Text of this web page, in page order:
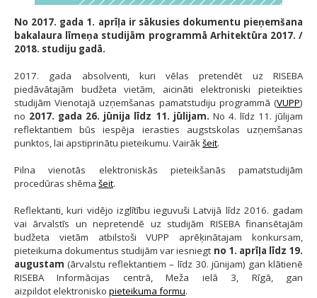
No 2017. gada 1. aprīļa ir sākusies dokumentu pieņemšana
bakalaura līmeņa studijām programmā Arhitektūra 2017. /
2018. studiju gadā.
2017. gada absolventi, kuri vēlas pretendēt uz RISEBA
piedāvātajām budžeta vietām, aicināti elektroniski pieteikties
studijām Vienotajā uzņemšanas pamatstudiju programmā (VUPP)
no 2017. gada 26. jūnija līdz 11. jūlijam. No 4. līdz 11. jūlijam
reflektantiem būs iespēja ierasties augstskolas uzņemšanas
punktos, lai apstiprinātu pieteikumu. Vairākšeit.
Pilna vienotās elektroniskās pieteikšanās pamatstudijām
procedūras shēma šeit.
Reflektanti, kuri vidējo izglītību ieguvuši Latvijā līdz 2016. gadam
vai ārvalstīs un nepretendē uz studijām RISEBA finansētajām
budžeta vietām atbilstoši VUPP aprēķinātajam konkursam,
pieteikuma dokumentus studijām var iesniegt no 1. aprīļa līdz 19.
augustam (ārvalstu reflektantiem – līdz 30. jūnijam) gan klātienē
RISEBA Informācijas centrā, Meža ielā 3, Rīgā, gan
aizpildot elektronisko pieteikuma formu.